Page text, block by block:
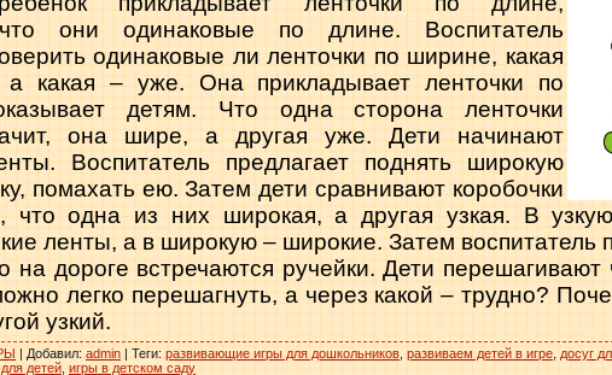
они одинаковые по длине. Воспитатель
одинаковые ли ленточки по ширине, какая
какая – уже. Она прикладывает ленточки по
детям. Что одна сторона ленточки
она шире, а другая уже. Дети начинают
Воспитатель предлагает поднять широкую
помахать ею. Затем дети сравнивают коробочки
что одна из них широкая, а другая узкая. В
ленты, а в широкую – широкие. Затем воспитатель
на дороге встречаются ручейки. Дети
легко перешагнуть, а через какой – трудно?
узкий.
| Добавил: admin | Теги: развивающие игры для дошкольников развиваем детей в игре досуг
детей игры в детском саду